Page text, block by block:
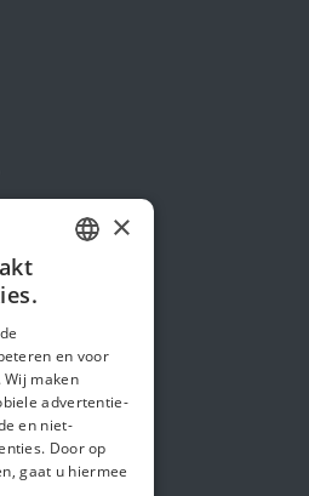
ENGLISH
×
en voor
maken
advertentie-
en niet-
Door op
gaat u hiermee